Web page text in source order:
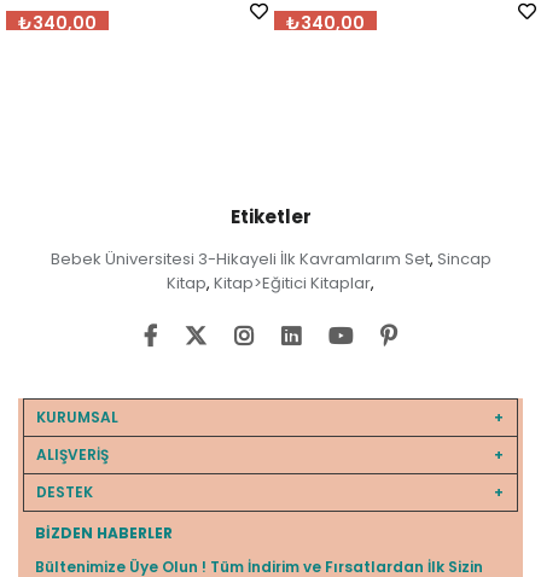
Etiketler
Bebek Üniversitesi 3-Hikayeli İlk Kavramlarım Set, Sincap
Kitap, Kitap>Eğitici Kitaplar,
KURUMSAL
ALIŞVERİŞ
DESTEK
BIZDEN HABERLER
Bültenimize Üye Olun ! Tüm İndirim ve Fırsatlardan İlk Sizin